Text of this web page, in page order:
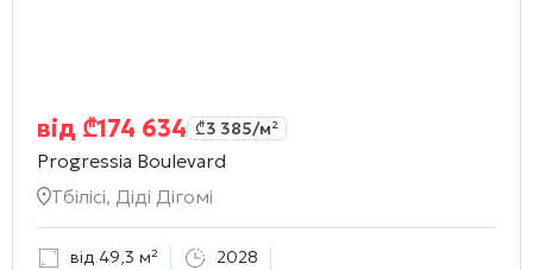
від ₾174 634 ₾3 385/м²
Progressia Boulevard
Тбілісі, Діді Дігомі
від 49,3 м² 2028